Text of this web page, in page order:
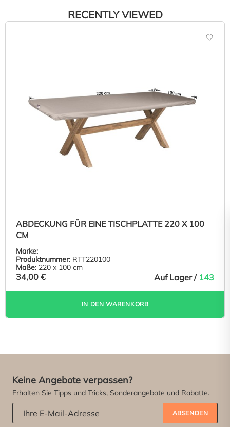
RECENTLY VIEWED
ABDECKUNG FÜR EINE TISCHPLATTE 220 X 100
CM
Marke:
Produktnummer: RTT220100
Maße: 220 x 100 cm
34,00 € Auf Lager / 143
IN DEN WARENKORB
Keine Angebote verpassen?
Erhalten Sie Tipps und Tricks, Sonderangebote und Rabatte.
ABSENDEN